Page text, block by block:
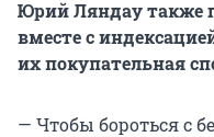
Юрий Ляндау также
вместе с
их покупательная
— Чтобы бороться с